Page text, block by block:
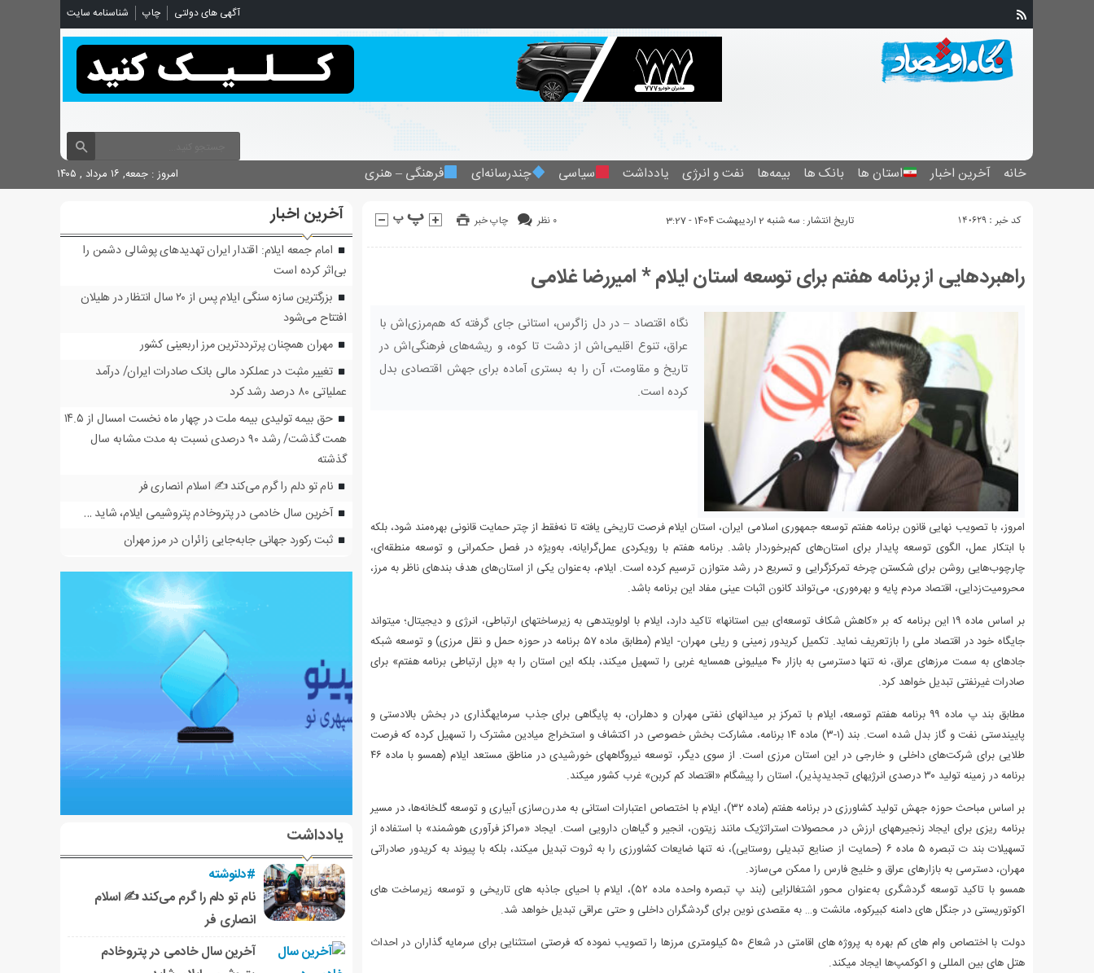
آگهی های دولتی چاپ شناسنامه سایت
خانه آخرین اخبار استان ‌ها بانک ها بیمه‌ها نفت و انرژی یادداشت سیاسی چندرسانه‌ای فرهنگی – هنری امروز : جمعه, ۱۶ مرداد , ۱۴۰۵
کد خبر : 140629 تاریخ انتشار : سه شنبه 2 اردیبهشت 1404 - 3:27 چاپ خبر ۰ نظر
راهبردهایی از برنامه هفتم برای توسعه استان ایلام * امیررضا غلامی
نگاه اقتصاد – در دل زاگرس، استانی جای گرفته که هم‌مرزی‌اش با
عراق، تنوع اقلیمی‌اش از دشت تا کوه، و ریشه‌های فرهنگی‌اش در
تاریخ و مقاومت، آن را به بستری آماده برای جهش اقتصادی بدل
کرده است.
امروز، با تصویب نهایی قانون برنامه هفتم توسعه جمهوری اسلامی ایران، استان ایلام فرصت تاریخی یافته تا نه‌فقط از چتر حمایت قانونی بهره‌مند شود، بلکه
با ابتکار عمل، الگوی توسعه پایدار برای استان‌های کم‌برخوردار باشد. برنامه هفتم با رویکردی عمل‌گرایانه، به‌ویژه در فصل حکمرانی و توسعه منطقه‌ای،
چارچوب‌هایی روشن برای شکستن چرخه تمرکزگرایی و تسریع در رشد متوازن ترسیم کرده است. ایلام، به‌عنوان یکی از استان‌های هدف بندهای ناظر به مرز،
محرومیت‌زدایی، اقتصاد مردم پایه و بهره‌وری، می‌تواند کانون اثبات عینی مفاد این برنامه باشد.
بر اساس ماده ۱۹ این برنامه که بر «کاهش شکاف توسعه‌ای بین استانها» تاکید دارد، ایلام با اولویتدهی به زیرساختهای ارتباطی، انرژی و دیجیتال؛ میتواند
جایگاه خود در اقتصاد ملی را بازتعریف نماید. تکمیل کریدور زمینی و ریلی مهران- ایلام (مطابق ماده ۵۷ برنامه در حوزه حمل و نقل مرزی) و توسعه شبکه
جادهای به سمت مرزهای عراق، نه تنها دسترسی به بازار ۴۰ میلیونی همسایه غربی را تسهیل میکند، بلکه این استان را به «پل ارتباطی برنامه هفتم» برای
صادرات غیرنفتی تبدیل خواهد کرد.
مطابق بند پ ماده ۹۹ برنامه هفتم توسعه، ایلام با تمرکز بر میدانهای نفتی مهران و دهلران، به پایگاهی برای جذب سرمایهگذاری در بخش بالادستی و
پاییندستی نفت و گاز بدل شده است. بند (۱-۳) ماده ۱۴ برنامه، مشارکت بخش خصوصی در اکتشاف و استخراج میادین مشترک را تسهیل کرده که فرصت
طلایی برای شرکت‌های داخلی و خارجی در این استان مرزی است. از سوی دیگر، توسعه نیروگاههای خورشیدی در مناطق مستعد ایلام (همسو با ماده ۴۶
برنامه در زمینه تولید ۳۰ درصدی انرژیهای تجدیدپذیر)، استان را پیشگام «اقتصاد کم کربن» غرب کشور میکند.
بر اساس مباحث حوزه جهش تولید کشاورزی در برنامه هفتم (ماده ۳۲)، ایلام با اختصاص اعتبارات استانی به مدرن‌سازی آبیاری و توسعه گلخانه‌ها، در مسیر
برنامه ریزی برای ایجاد زنجیرههای ارزش در محصولات استراتژیک مانند زیتون، انجیر و گیاهان دارویی است. ایجاد «مراکز فرآوری هوشمند» با استفاده از
تسهیلات بند ت تبصره ۵ ماده ۶ (حمایت از صنایع تبدیلی روستایی)، نه تنها ضایعات کشاورزی را به ثروت تبدیل میکند، بلکه با پیوند به کریدور صادراتی
مهران، دسترسی به بازارهای عراق و خلیج فارس را ممکن می‌سازد.
همسو با تاکید توسعه گردشگری به‌عنوان محور اشتغالزایی (بند پ تبصره واحده ماده ۵۲)، ایلام با احیای جاذبه های تاریخی و توسعه زیرساخت های
اکوتوریستی در جنگل های دامنه کبیرکوه، مانشت و… به مقصدی نوین برای گردشگران داخلی و حتی عراقی تبدیل خواهد شد.
دولت با اختصاص وام های کم بهره به پروژه های اقامتی در شعاع ۵۰ کیلومتری مرزها را تصویب نموده که فرصتی استثنایی برای سرمایه گذاران در احداث
هتل های بین المللی و اکوکمپ‌ها ایجاد میکند.
آخرین اخبار
امام جمعه ایلام: اقتدار ایران تهدیدهای پوشالی دشمن را
بی‌اثر کرده است
بزرگترین سازه سنگی ایلام پس از ۲۰ سال انتظار در هلیلان
افتتاح می‌شود
مهران همچنان پرترددترین مرز اربعینی کشور
تغییر مثبت در عملکرد مالی بانک صادرات ایران/ درآمد
عملیاتی ۸۰ درصد رشد کرد
حق بیمه تولیدی بیمه ملت در چهار ماه نخست امسال از ۱۴.۵
همت گذشت/ رشد ۹۰ درصدی نسبت به مدت مشابه سال
گذشته
نام تو دلم را گرم می‌کند ✍️ اسلام انصاری فر
آخرین سال خادمی در پتروخادم پتروشیمی ایلام، شاید …
ثبت رکورد جهانی جابه‌جایی زائران در مرز مهران
یادداشت
#دلنوشته
نام تو دلم را گرم می‌کند ✍️ اسلام
انصاری فر
آخرین سال خادمی در پتروخادم